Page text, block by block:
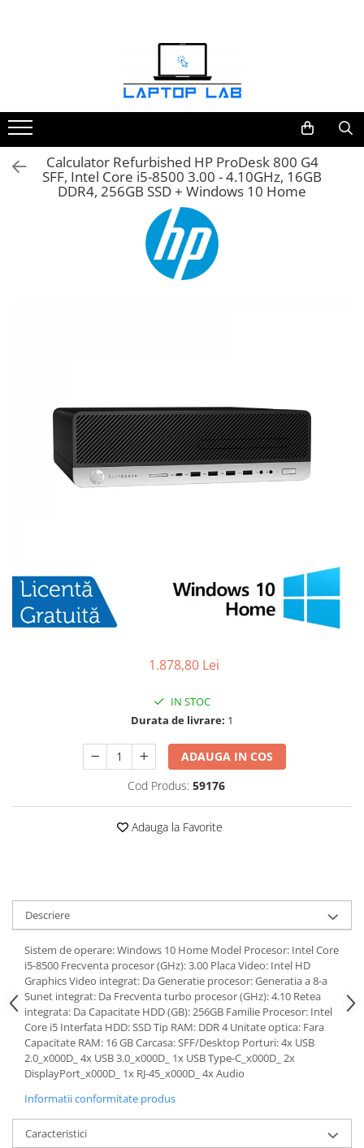
Mouseuri
Încărcătoare
Calculator Refurbished HP ProDesk 800 G4
SFF, Intel Core i5-8500 3.00 - 4.10GHz, 16GB
DDR4, 256GB SSD + Windows 10 Home
1.878,80 Lei
IN STOC
Durata de livrare: 1
ADAUGA IN COS
Cod Produs: 59176
Adauga la Favorite
Descriere
Sistem de operare: Windows 10 Home Model Procesor: Intel Core
i5-8500 Frecventa procesor (GHz): 3.00 Placa Video: Intel HD
Graphics Video integrat: Da Generatie procesor: Generatia a 8-a
Sunet integrat: Da Frecventa turbo procesor (GHz): 4.10 Retea
integrata: Da Capacitate HDD (GB): 256GB Familie Procesor: Intel
Core i5 Interfata HDD: SSD Tip RAM: DDR 4 Unitate optica: Fara
Capacitate RAM: 16 GB Carcasa: SFF/Desktop Porturi: 4x USB
2.0_x000D_ 4x USB 3.0_x000D_ 1x USB Type-C_x000D_ 2x
DisplayPort_x000D_ 1x RJ-45_x000D_ 4x Audio
Informatii conformitate produs
Caracteristici